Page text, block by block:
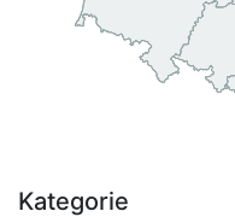
Kategorie